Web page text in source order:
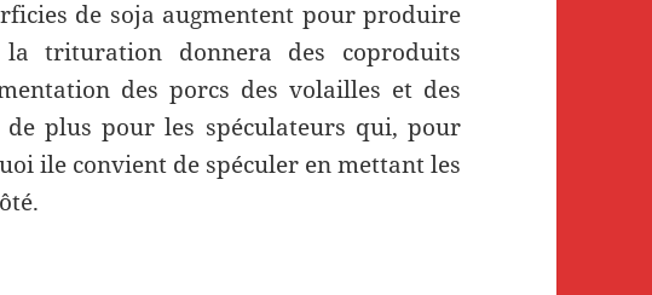
de soja augmentent pour produire
trituration donnera des coproduits
des porcs des volailles et des
plus pour les spéculateurs qui, pour
ile convient de spéculer en mettant les